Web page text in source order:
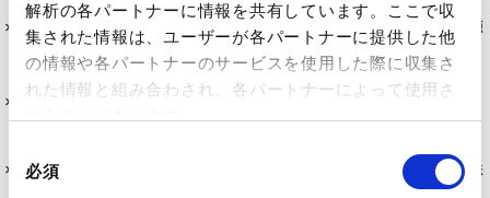
解析の各パートナーに情報を共有しています。ここで収
集された情報は、ユーザーが各パートナーに提供した他
の情報や各パートナーのサービスを使用した際に収集さ
れた情報と組み合わされ、各パートナーによって使用さ
意 必須
株式会社クレハ グンゼ株式会社 株式会社合同資源
サ行
三洋化成工業株式
会社
JSR株式会社 株式会社JSP
四国化工株式会社
ステラケミファ株